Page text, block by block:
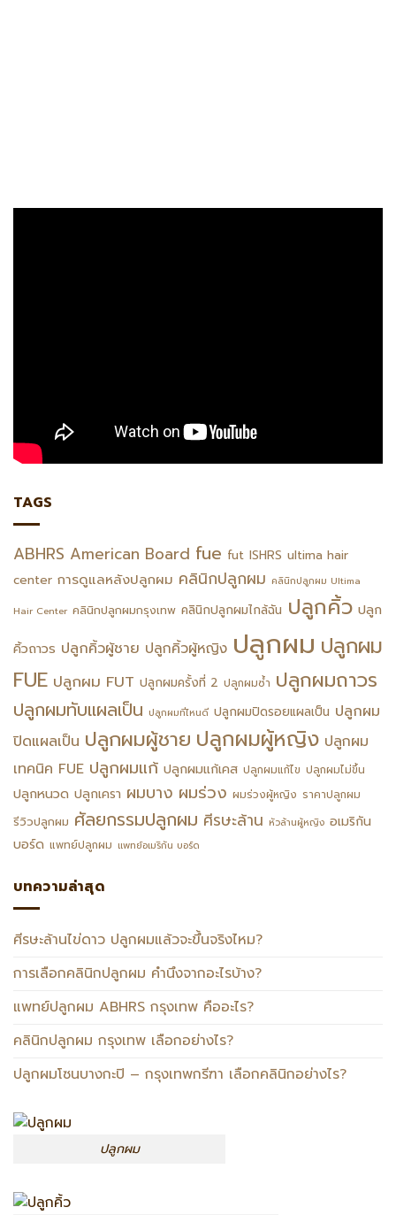
TAGS
ABHRS American Board fue fut ISHRS ultima hair
center การดูแลหลังปลูกผม คลินิกปลูกผม คลินิกปลูกผม Ultima
Hair Center คลินิกปลูกผมกรุงเทพ คลินิกปลูกผมไกล้ฉัน ปลูกคิ้ว ปลูก
คิ้วถาวร ปลูกคิ้วผู้ชาย ปลูกคิ้วผู้หญิง ปลูกผม ปลูกผม
FUE ปลูกผม FUT ปลูกผมครั้งที่ 2 ปลูกผมซ้ำ ปลูกผมถาวร
ปลูกผมทับแผลเป็น ปลูกผมที่ไหนดี ปลูกผมปิดรอยแผลเป็น ปลูกผม
ปิดแผลเป็น ปลูกผมผู้ชาย ปลูกผมผู้หญิง ปลูกผม
เทคนิค FUE ปลูกผมแก้ ปลูกผมแก้เคส ปลูกผมแก้ไข ปลูกผมไม่ขึ้น
ปลูกหนวด ปลูกเครา ผมบาง ผมร่วง ผมร่วงผู้หญิง ราคาปลูกผม
รีวิวปลูกผม ศัลยกรรมปลูกผม ศีรษะล้าน หัวล้านผู้หญิง อเมริกัน
บอร์ด แพทย์ปลูกผม แพทย์อเมริกัน บอร์ด
บทความล่าสุด
ศีรษะล้านไข่ดาว ปลูกผมแล้วจะขึ้นจริงไหม?
การเลือกคลินิกปลูกผม คำนึงจากอะไรบ้าง?
แพทย์ปลูกผม ABHRS กรุงเทพ คืออะไร?
คลินิกปลูกผม กรุงเทพ เลือกอย่างไร?
ปลูกผมโซนบางกะปิ – กรุงเทพกรีฑา เลือกคลินิกอย่างไร?
ปลูกผม